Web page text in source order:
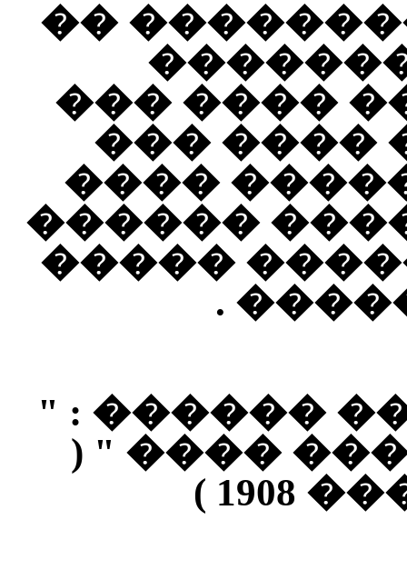
�����
������
������� �
���� ��
�����
���������
��
����
������